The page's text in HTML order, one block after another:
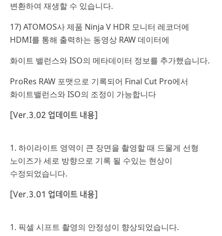
변환하여 재생할 수 있습니다.
17) ATOMOS사 제품 Ninja V HDR 모니터 레코더에
HDMI를 통해 출력하는 동영상 RAW 데이터에
화이트 밸런스와 ISO의 메타데이터 정보를 추가했습니다.
ProRes RAW 포맷으로 기록되어 Final Cut Pro에서
화이트밸런스와 ISO의 조정이 가능합니다
[Ver.3.02 업데이트 내용]
1. 하이라이트 영역이 큰 장면을 촬영할 때 드물게 선형
노이즈가 세로 방향으로 기록 될 수있는 현상이
수정되었습니다.
[Ver.3.01 업데이트 내용]
1. 픽셀 시프트 촬영의 안정성이 향상되었습니다.